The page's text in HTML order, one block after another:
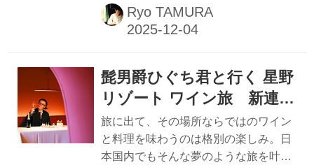
ランメゾンで活躍し、現在もミシュラ
ン星付きの鮨店に立つなどサービス
デストリアンデッキで直結のロケーシ
ョン。商業ビル「THE YOKOHAMA
店」は、スパニッシュ・イタリアンの
フードと、スペイン・ポルトガルの40
の大箱店だ。 店内のレイアウトは、試
飲イベントも開催する樽を利用したス
Ryo TAMURA
髭男爵ひぐち君と行く 星野
リゾート ワイン旅 新連載
vol.1「リゾナーレ八ヶ岳」
旅に出て、その場所ならではのワイン
と料理を味わうのは格別の楽しみ。日
本国内でもそんな夢のような旅を叶え